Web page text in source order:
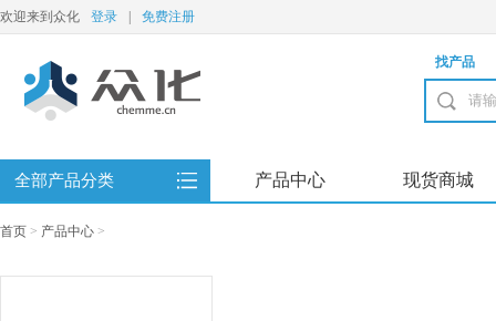
欢迎来到众化 登录 免费注册
找产品
全部产品分类 产品中心 现货商城
首页 > 产品中心 >